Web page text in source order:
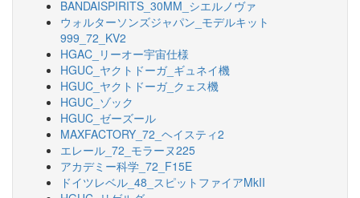
BANDAISPIRITS_30MM_シエルノヴァ
ウォルターソンズジャパン_モデルキット
999_72_KV2
HGAC_リーオー宇宙仕様
HGUC_ヤクトドーガ_ギュネイ機
HGUC_ヤクトドーガ_クェス機
HGUC_ゾック
HGUC_ゼーズール
MAXFACTORY_72_ヘイスティ2
エレール_72_モラーヌ225
アカデミー科学_72_F15E
ドイツレベル_48_スピットファイアMkII